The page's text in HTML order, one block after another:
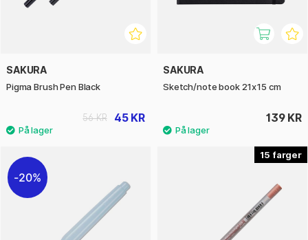
SAKURA
Pigma Brush Pen Black
45 KR
56 KR
SAKURA
Sketch/note book 21x15 cm
139 KR
20%
15